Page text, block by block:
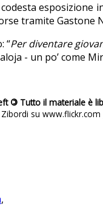
esposizione
tramite Gastone
“Per diventare
- un po’ come
© Tutto il materiale è
Zibordi su
,